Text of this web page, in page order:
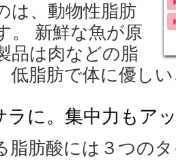
は、動物性脂肪
。 新鮮な魚が原
品は肉などの脂
低脂肪で体に優し
ラに。集中力もア
脂肪酸には３つの